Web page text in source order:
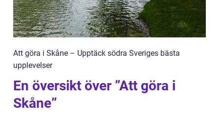
Att göra i Skåne – Upptäck södra Sveriges bästa
upplevelser
En översikt över ”Att göra i
Skåne”